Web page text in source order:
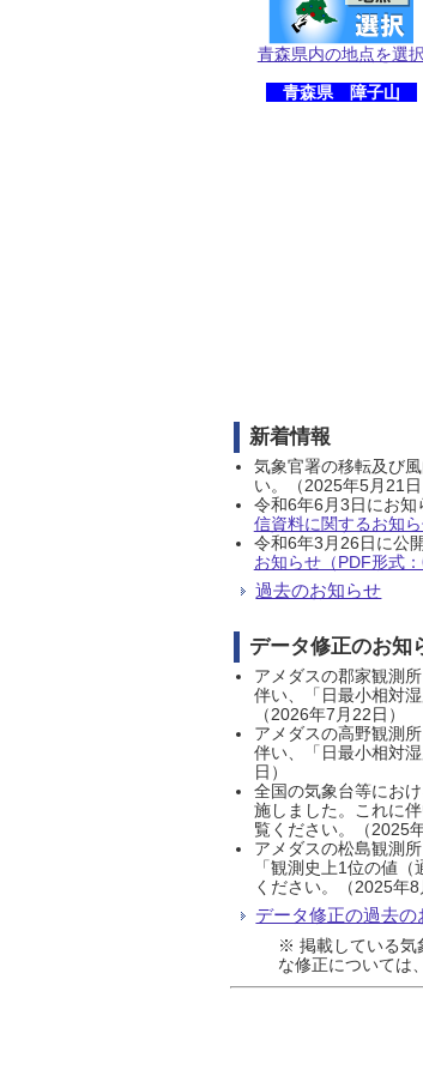
青森県内の地点を選択
青森県 障子山
新着情報
気象官署の移転及び
い。（2025年5月21日
令和6年6月3日にお
信資料に関するお知
令和6年3月26日に公
お知らせ（PDF形式：
過去のお知らせ
データ修正のお知
アメダスの郡家観測
伴い、「日最小相対
（2026年7月22日）
アメダスの高野観測
伴い、「日最小相対
日）
全国の気象台等にお
施しました。これに
覧ください。（2025
アメダスの松島観測
「観測史上1位の値
ください。（2025年8
データ修正の過去の
※ 掲載している気
な修正については